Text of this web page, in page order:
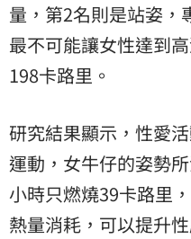
量，第2名則是站姿，
最不可能讓女性達到
198卡路里。
研究結果顯示，性愛
運動 ，女牛仔的姿勢
小時只燃燒39卡路里
熱量消耗，可以提升